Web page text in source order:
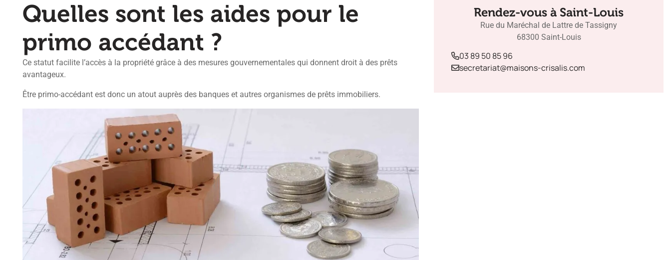
Quelles sont les aides pour le
primo accédant ?
Ce statut facilite l’accès à la propriété grâce à des mesures gouvernementales qui donnent droit à des prêts
avantageux.
Être primo-accédant est donc un atout auprès des banques et autres organismes de prêts immobiliers.
Rendez-vous à Saint-Louis
Rue du Maréchal de Lattre de Tassigny
68300 Saint-Louis
03 89 50 85 96
secretariat@maisons-crisalis.com